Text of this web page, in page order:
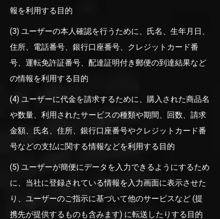
報を利用する目的
(3) ユーザーの本人確認を行うために、氏名、生年月日、
住所、電話番号、銀行口座番号、クレジットカード番
号、運転免許証番号、配達証明付き郵便の到達結果など
の情報を利用する目的
(4) ユーザーに代金を請求するために、購入された商品名
や数量、利用されたサービスの種類や期間、回数、請求
金額、氏名、住所、銀行口座番号やクレジットカード番
号などの支払に関する情報などを利用する目的
(5) ユーザーが簡便にデータを入力できるようにするため
に、当社に登録されている情報を入力画面に表示させた
り、ユーザーのご指示に基づいて他のサービスなど (提
携先が提供するものも含みます) に転送したりする目的